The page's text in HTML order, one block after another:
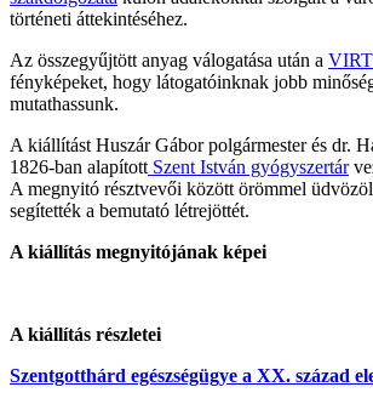
történeti áttekintéséhez.
Az összegyűjtött anyag válogatása után a
fényképeket, hogy látogatóinknak jobb
mutathassunk.
A kiállítást Huszár Gábor polgármester és dr.
1826-ban alapított Szent István gyógyszertár
A megnyitó résztvevői között örömmel
segítették a bemutató létrejöttét.
A kiállítás megnyitójának képei
A kiállítás részletei
Szentgotthárd egészségügye a XX. század